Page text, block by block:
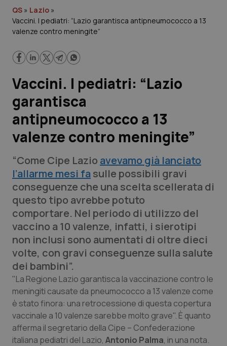
Governo e Parlamento
Regioni e Asl
Lavoro e Professioni
Scienza e Farmaci
Studi e Analisi
Lettere al direttore
Edizioni Regionali
QS Pro
Professionisti Sanitari.AI
Abruzzo
Basilicata
Calabria
Campania
QS Pro Gold
Artrite & artrosi
Asma & BPCO
Car-T
QS Club Newsletter
QS » Lazio »
Vaccini. I pediatri: “Lazio garantisca antipneumococco a 13
valenze contro meningite”
Vaccini. I pediatri: “Lazio
garantisca
antipneumococco a 13
valenze contro meningite”
“Come Cipe Lazio avevamo già lanciato
l’allarme mesi fasulle possibili gravi
conseguenze che una scelta scellerata di
questo tipo avrebbe potuto
comportare. Nel periodo di utilizzo del
vaccino a 10 valenze, infatti, i sierotipi
non inclusi sono aumentati di oltre dieci
volte, con gravi conseguenze sulla salute
dei bambini”.
"La Regione Lazio garantisca la vaccinazione contro le
meningiti causate da pneumococco a 13 valenze come
è stato finora: una retrocessione di questa copertura
vaccinale a 10 valenze sarebbe molto grave". È quanto
afferma il segretario della Cipe – Confederazione
italiana pediatri del Lazio, Antonio Palma, in una nota.